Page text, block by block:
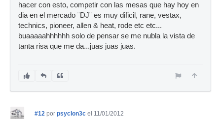
hacer con esto, competir con las mesas que hay hoy en
dia en el mercado ¨DJ¨ es muy dificil, rane, vestax,
technics, pioneer, allen & heat, rode etc etc...
buaaaaahhhhhh solo de pensar se me nubla la vista de
tanta risa que me da...juas juas juas.
#12 por psyclon3c el 11/01/2012